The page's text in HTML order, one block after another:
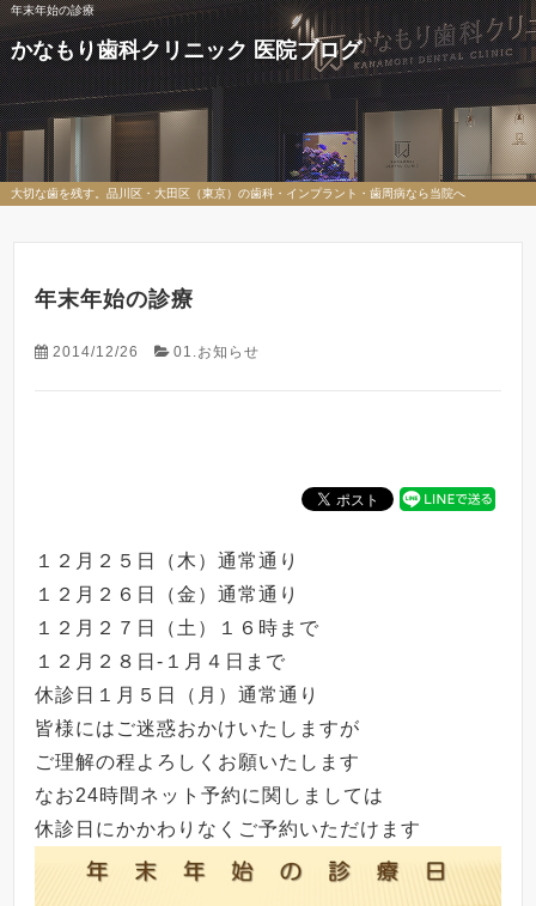
年末年始の診療
かなもり歯科クリニック 医院ブログ
大切な歯を残す。品川区・大田区（東京）の歯科・インプラント・歯周病なら当院へ
年末年始の診療
2014/12/26 01.お知らせ
１２月２５日（木）通常通り
１２月２６日（金）通常通り
１２月２７日（土）１６時まで
１２月２８日-１月４日まで
休診日１月５日（月）通常通り
皆様にはご迷惑おかけいたしますが
ご理解の程よろしくお願いたします
なお24時間ネット予約に関しましては
休診日にかかわりなくご予約いただけます